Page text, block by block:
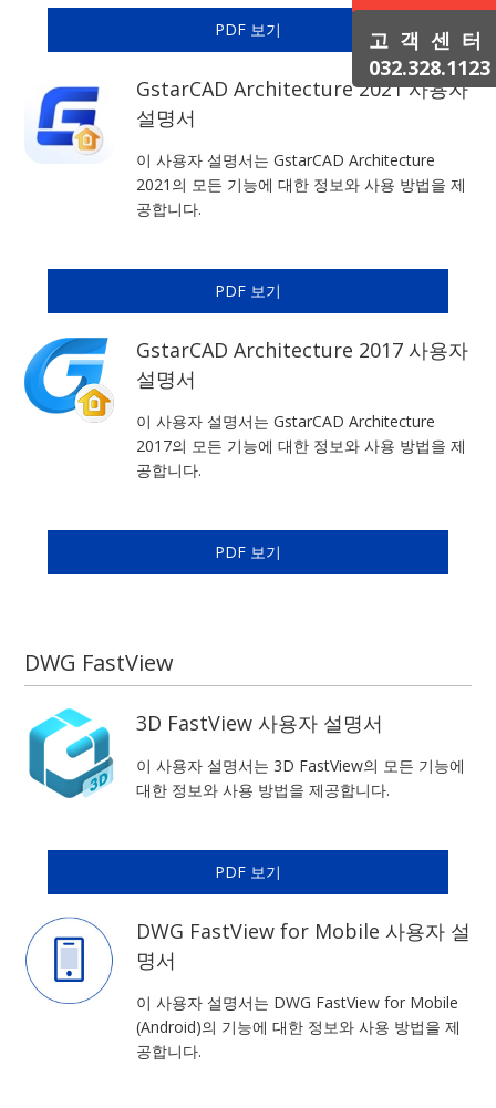
PDF 보기
GstarCAD Architecture 2021 사용자
설명서
이 사용자 설명서는 GstarCAD Architecture
2021의 모든 기능에 대한 정보와 사용 방법을 제
공합니다.
PDF 보기
GstarCAD Architecture 2017 사용자
설명서
이 사용자 설명서는 GstarCAD Architecture
2017의 모든 기능에 대한 정보와 사용 방법을 제
공합니다.
PDF 보기
DWG FastView
3D FastView 사용자 설명서
이 사용자 설명서는 3D FastView의 모든 기능에
대한 정보와 사용 방법을 제공합니다.
PDF 보기
DWG FastView for Mobile 사용자 설
명서
이 사용자 설명서는 DWG FastView for Mobile
(Android)의 기능에 대한 정보와 사용 방법을 제
공합니다.
고 객 센 터
032.328.1123